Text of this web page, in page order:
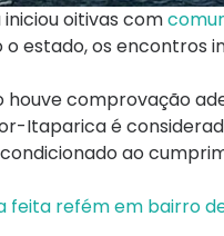
iniciou oitivas com
estado, os encontros
comprovação
Itaparica é
ao
feita refém em bairro